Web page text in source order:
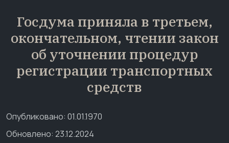
Госдума приняла в третьем,
окончательном, чтении закон
об уточнении процедур
регистрации транспортных
средств
Опубликовано: 01.01.1970
Обновлено: 23.12.2024